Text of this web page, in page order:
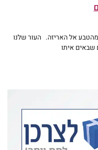
מהטבע אל האריזה. העור שלנו
שבאים איתו